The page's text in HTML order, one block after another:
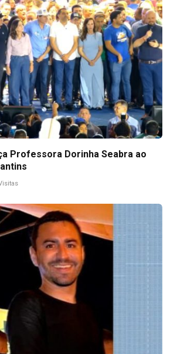
Professora Dorinha Seabra ao